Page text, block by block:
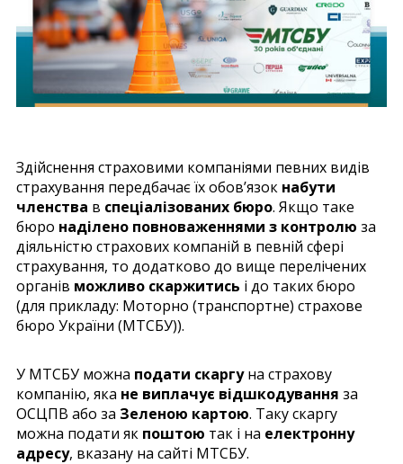
Здійснення страховими компаніями певних видів
страхування передбачає їх обов’язок набути
членства в спеціалізованих бюро. Якщо таке
бюро наділено повноваженнями з контролю за
діяльністю страхових компаній в певній сфері
страхування, то додатково до вище перелічених
органів можливо скаржитись і до таких бюро
(для прикладу: Моторно (транспортне) страхове
бюро України (МТСБУ)).
У МТСБУ можна подати скаргуна страхову
компанію, яка не виплачує відшкодування за
ОСЦПВ або за Зеленою картою. Таку скаргу
можна подати як поштою так і на електронну
адресу, вказану на сайті МТСБУ.